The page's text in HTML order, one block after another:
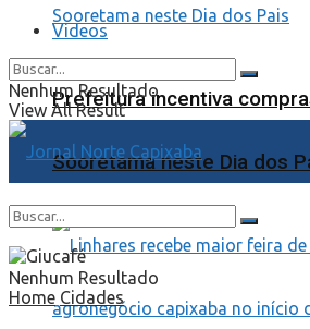
Prefeitura incentiva
Sooretama neste Dia dos
Videos
Nenhum Resultado
View All Result
Nenhum Resultado
Home Cidades